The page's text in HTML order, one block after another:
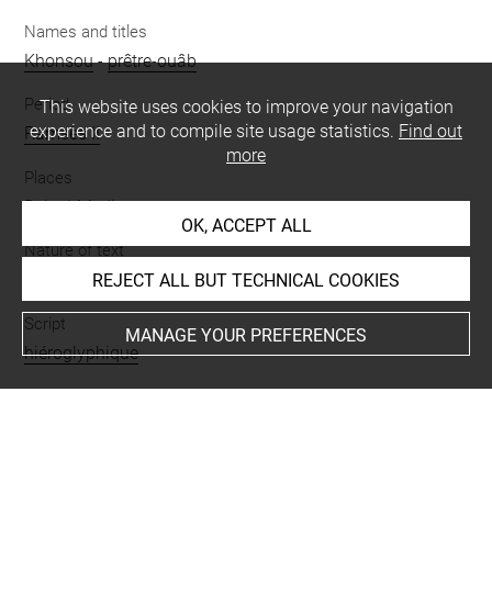
Names and titles
Khonsou-prêtre-ouâb
Period
Ramsès II
Places
Deir el-Medina
Nature of text
titre
Script
hiéroglyphique
This website uses cookies to improve your navigation
experience and to compile site usage statistics. Find out
more
OK, ACCEPT ALL
REJECT ALL BUT TECHNICAL COOKIES
MANAGE YOUR PREFERENCES